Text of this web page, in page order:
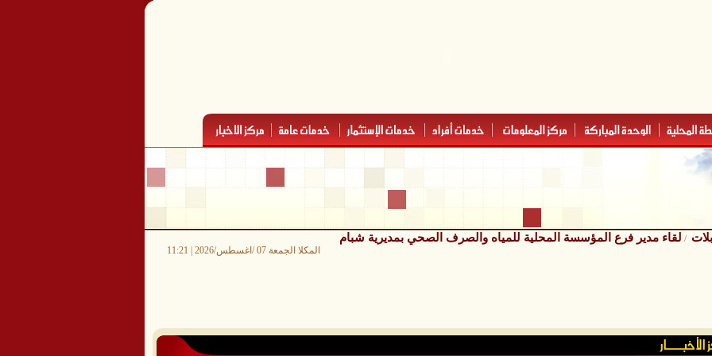
/ لقاء مدير فرع المؤسسة المحلية للمياه والصرف الصحي بمديرية شبام
المكلا الجمعة 07 /اغسطس/2026 | 11:21